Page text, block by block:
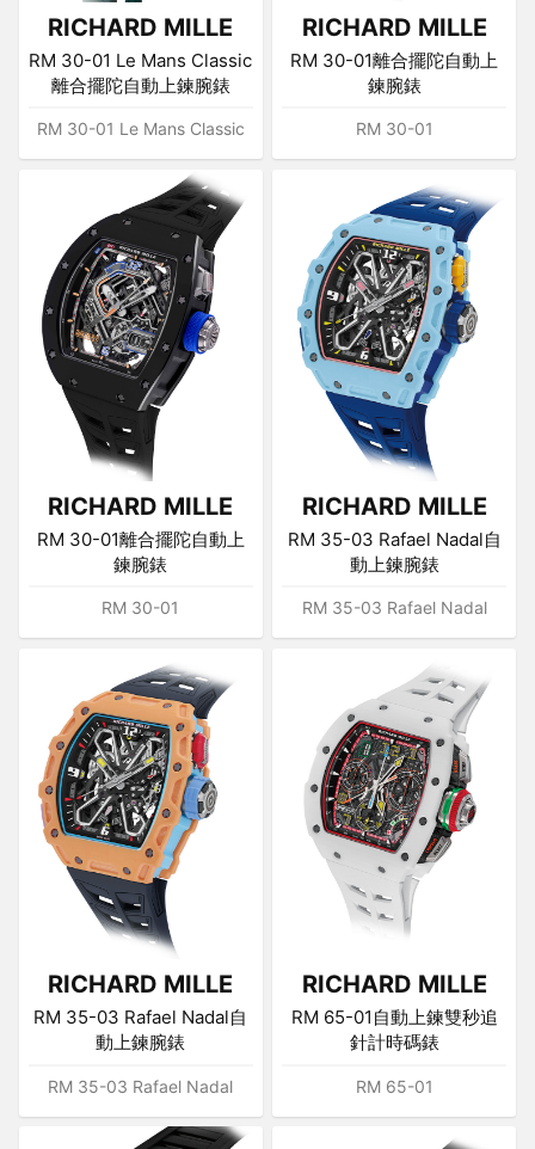
RICHARD MILLE
RM 30-01 Le Mans Classic
離合擺陀自動上鍊腕錶
RM 30-01 Le Mans Classic
RICHARD MILLE
RM 30-01離合擺陀自動上
鍊腕錶
RM 30-01
RICHARD MILLE
RM 30-01離合擺陀自動上
鍊腕錶
RM 30-01
RICHARD MILLE
RM 35-03 Rafael Nadal自
動上鍊腕錶
RM 35-03 Rafael Nadal
RICHARD MILLE
RM 35-03 Rafael Nadal自
動上鍊腕錶
RM 35-03 Rafael Nadal
RICHARD MILLE
RM 65-01自動上鍊雙秒追
針計時碼錶
RM 65-01